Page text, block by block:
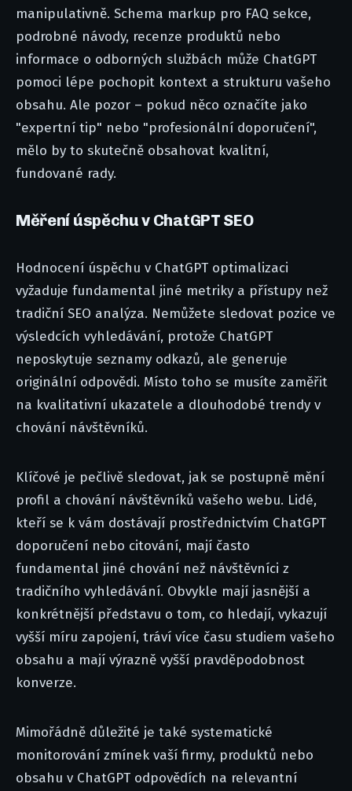
manipulativně. Schema markup pro FAQ sekce,
podrobné návody, recenze produktů nebo
informace o odborných službách může ChatGPT
pomoci lépe pochopit kontext a strukturu vašeho
obsahu. Ale pozor – pokud něco označíte jako
"expertní tip" nebo "profesionální doporučení",
mělo by to skutečně obsahovat kvalitní,
fundované rady.
Měření úspěchu v ChatGPT SEO
Hodnocení úspěchu v ChatGPT optimalizaci
vyžaduje fundamental jiné metriky a přístupy než
tradiční SEO analýza. Nemůžete sledovat pozice ve
výsledcích vyhledávání, protože ChatGPT
neposkytuje seznamy odkazů, ale generuje
originální odpovědi. Místo toho se musíte zaměřit
na kvalitativní ukazatele a dlouhodobé trendy v
chování návštěvníků.
Klíčové je pečlivě sledovat, jak se postupně mění
profil a chování návštěvníků vašeho webu. Lidé,
kteří se k vám dostávají prostřednictvím ChatGPT
doporučení nebo citování, mají často
fundamental jiné chování než návštěvníci z
tradičního vyhledávání. Obvykle mají jasnější a
konkrétnější představu o tom, co hledají, vykazují
vyšší míru zapojení, tráví více času studiem vašeho
obsahu a mají výrazně vyšší pravděpodobnost
konverze.
Mimořádně důležité je také systematické
monitorování zmínek vaší firmy, produktů nebo
obsahu v ChatGPT odpovědích na relevantní